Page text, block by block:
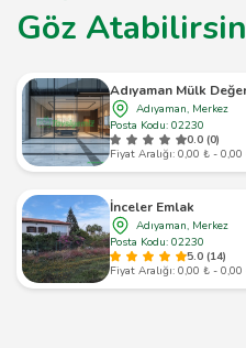
Göz
Adıyaman Mülk
Adıyaman, Merkez
Posta Kodu: 02230
0.0 (0)
Fiyat Aralığı: 0,00 ₺ - 0,00
İnceler Emlak
Adıyaman, Merkez
Posta Kodu: 02230
5.0 (14)
Fiyat Aralığı: 0,00 ₺ - 0,00